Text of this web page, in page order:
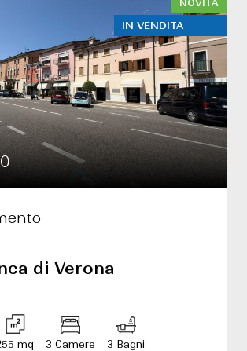
IN VENDITA
NOVITÀ
di Verona
mq 3 Camere 3 Bagni